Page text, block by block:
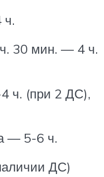
ч.
30 мин. — 4 ч.
ч. (при 2 ДС),
— 5-6 ч.
ДС)